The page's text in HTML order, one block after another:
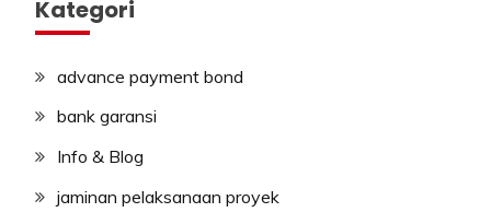
Kategori
advance payment bond
bank garansi
Info & Blog
jaminan pelaksanaan proyek